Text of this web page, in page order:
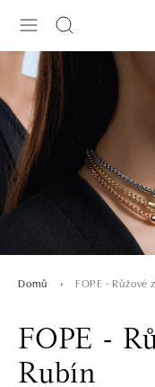
Domů FOPE - Růžové
FOPE -
Rubín